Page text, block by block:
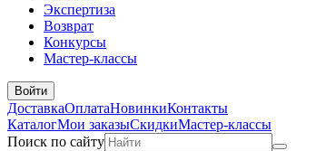
Экспертиза
Возврат
Конкурсы
Мастер-классы
Войти
ДоставкаОплатаНовинкиКонтакты
КаталогМои заказыСкидкиМастер-классы
Поиск по сайту